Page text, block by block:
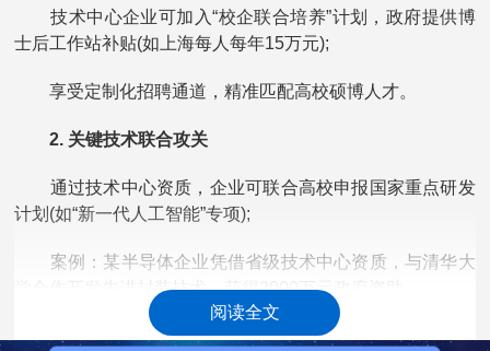
技术中心企业可加入“校企联合培养”计划，政府提供博
士后工作站补贴(如上海每人每年15万元);
享受定制化招聘通道，精准匹配高校硕博人才。
2. 关键技术联合攻关
通过技术中心资质，企业可联合高校申报国家重点研发
计划(如“新一代人工智能”专项);
案例：某半导体企业凭借省级技术中心资质，与清华大
学合作开发先进封装技术，获得2000万元政府资助。
3. 创新生态圈接入
阅读全文